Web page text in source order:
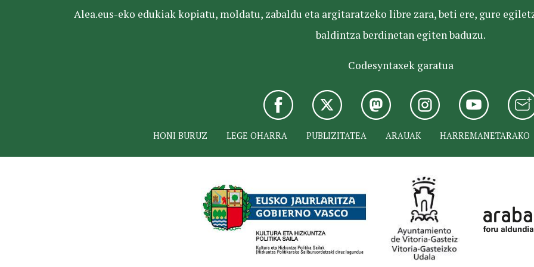
Alea.eus-eko edukiak kopiatu, moldatu, zabaldu eta argitaratzeko libre zara, beti ere, gure
baldintza berdinetan egiten baduzu.
Codesyntaxek garatua
HONI BURUZ LEGE OHARRA PUBLIZITATEA ARAUAK HARREMANETARAKO